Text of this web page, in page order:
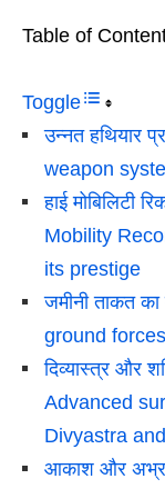
Table of
Toggle
उन्नत हथियार
weapon
हाई मोबिलिटी
Mobility
its prestige
जमीनी ताकत
ground
दिव्यास्त्र और
Advanced
Divyastra
आकाश और अभ्रा